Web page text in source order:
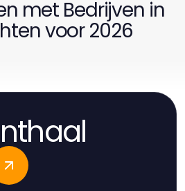
met Bedrijven in
voor 2026